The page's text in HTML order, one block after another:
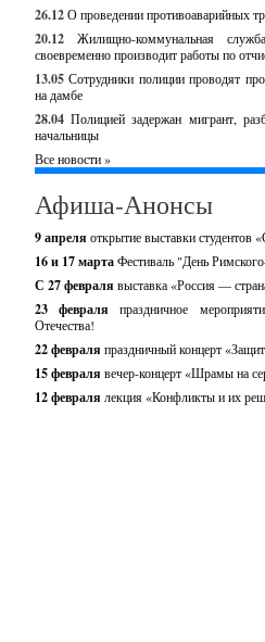
26.12О проведении противоаварийных
20.12
Жилищно-коммунальная
своевременно производит работы по
13.05 Сотрудники полиции проводят
на дамбе
28.04 Полицией задержан мигрант,
начальницы
Все новости »
Афиша-Анонсы
9 апреля открытие выставки студентов
16 и 17 мартаФестиваль "День
С 27 февраля выставка «Россия —
23 февраляпраздничное
Отечества!
22 февраля праздничный концерт
15 февраля вечер-концерт «Шрамы на
12 февраля лекция «Конфликты и их